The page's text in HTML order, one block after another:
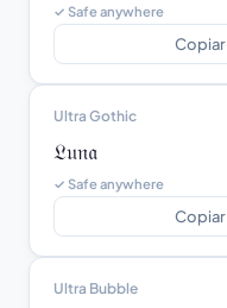
✓ Safe anywhere
Copiar
Ultra Gothic
𝔏𝔲𝔫𝔞
✓ Safe anywhere
Copiar
Ultra Bubble